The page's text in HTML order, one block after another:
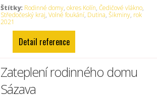
Štítky: Rodinné domy,okres Kolín,Čedičové vlákno,
Středočeský kraj,Volné foukání, Dutina,Šikminy, rok
2021
Detail reference
Zateplení rodinného domu
Sázava